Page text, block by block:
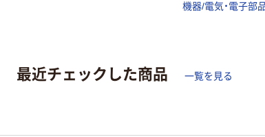
機器/電気・電子部
最近チェックした商品 一覧を見る